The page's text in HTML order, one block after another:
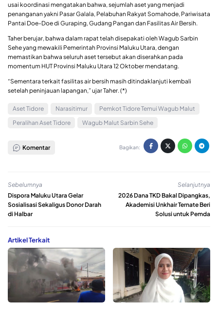
usai koordinasi mengatakan bahwa, sejumlah aset yang menjadi
penanganan yakni Pasar Galala, Pelabuhan Rakyat Somahode, Pariwisata
Pantai Doe-Doe di Guraping, Gudang Pangan dan Fasilitas Air Bersih.
Taher berujar, bahwa dalam rapat telah disepakati oleh Wagub Sarbin
Sehe yang mewakili Pemerintah Provinsi Maluku Utara, dengan
memastikan bahwa seluruh aset tersebut akan diserahkan pada
momentum HUT Provinsi Maluku Utara 12 Oktober mendatang.
“Sementara terkait fasilitas air bersih masih ditindaklanjuti kembali
setelah peninjauan lapangan,” ujar Taher. (*)
Aset Tidore Narasitimur
Pemkot Tidore Temui Wagub Malut
Peralihan Aset Tidore
Wagub Malut Sarbin Sehe
Komentar Bagikan:
Sebelumnya
Dispora Maluku Utara Gelar
Sosialisasi Sekaligus Donor Darah
di Halbar
Selanjutnya
2026 Dana TKD Bakal Dipangkas,
Akademisi Unkhair Ternate Beri
Solusi untuk Pemda
Artikel Terkait